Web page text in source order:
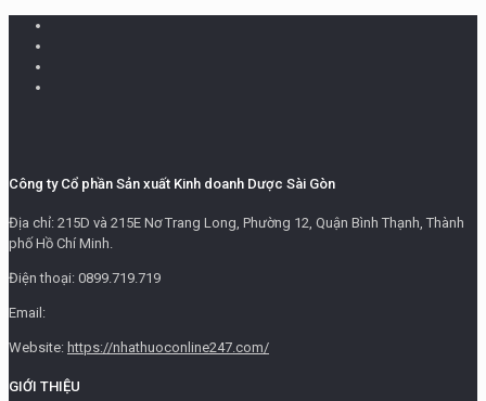
Công ty Cổ phần Sản xuất Kinh doanh Dược Sài Gòn
Địa chỉ: 215D và 215E Nơ Trang Long, Phường 12, Quận Bình Thạnh, Thành
phố Hồ Chí Minh.
Điện thoại: 0899.719.719
Email:
Website: https://nhathuoconline247.com/
GIỚI THIỆU